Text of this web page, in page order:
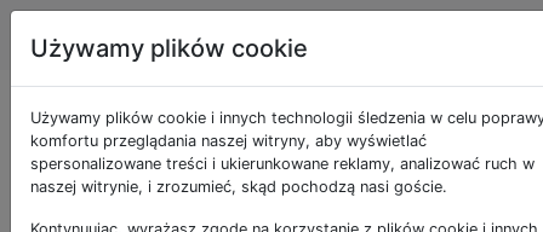
Apple Tagi
Zgubione hasło na
dysku Mac OS
Używamy plików cookie
Używamy plików cookie i innych technologii śledzenia w celu
komfortu przeglądania naszej witryny, aby wyświetlać
spersonalizowane treści i ukierunkowane reklamy, analizować ruch w
naszej witrynie, i zrozumieć, skąd pochodzą nasi goście.